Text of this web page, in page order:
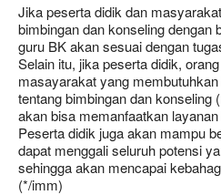
Jika peserta didik dan
bimbingan dan konseling dengan
guru BK akan sesuai dengan
Selain itu, jika peserta didik,
masayarakat yang
tentang bimbingan dan konseling
akan bisa memanfaatkan
Peserta didik juga akan mampu
dapat menggali seluruh potensi
sehingga akan mencapai
(*/imm)